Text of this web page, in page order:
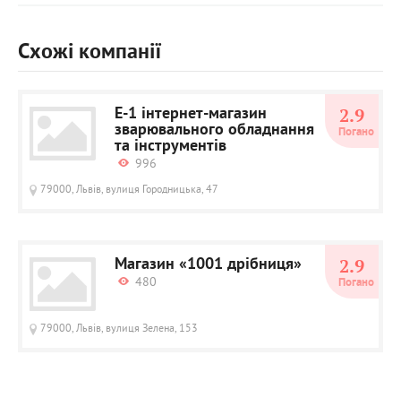
Схожі компанії
E-1 інтернет-магазин
зварювального обладнання
та інструментів
996
79000, Львів, вулиця Городницька, 47
2.9
Погано
Магазин «1001 дрібниця»
480
79000, Львів, вулиця Зелена, 153
2.9
Погано